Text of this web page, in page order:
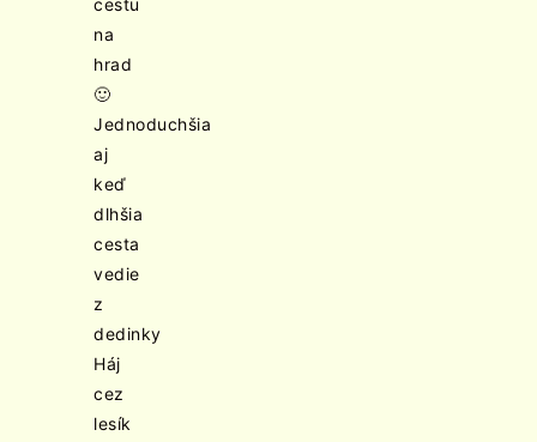
cestu
na
hrad
🙂
Jednoduchšia
aj
keď
dlhšia
cesta
vedie
z
dedinky
Háj
cez
lesík